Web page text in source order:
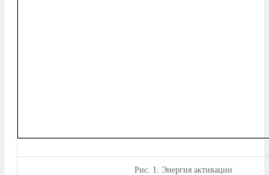
Рис. 1. Энергия активации